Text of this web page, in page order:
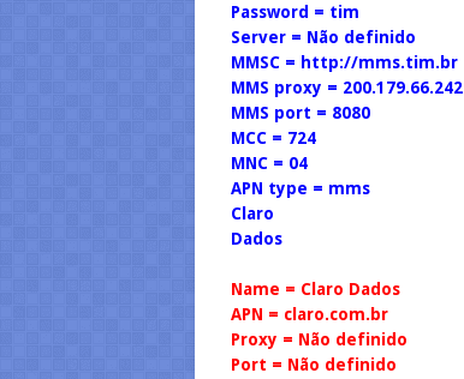
Password = tim
Server = Não definido
MMSC = http://mms.tim.br
MMS proxy = 200.179.66.242
MMS port = 8080
MCC = 724
MNC = 04
APN type = mms
Claro
Dados
Name = Claro Dados
APN = claro.com.br
Proxy = Não definido
Port = Não definido